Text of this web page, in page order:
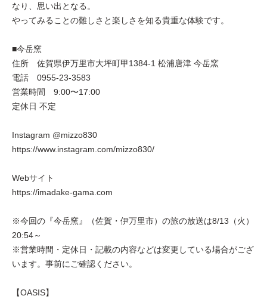
なり、思い出となる。
やってみることの難しさと楽しさを知る貴重な体験です。
■今岳窯
住所 佐賀県伊万里市大坪町甲1384-1 松浦唐津 今岳窯
電話 0955-23-3583
営業時間 9:00〜17:00
定休日 不定
Instagram @mizzo830
https://www.instagram.com/mizzo830/
Webサイト
https://imadake-gama.com
※今回の『今岳窯』（佐賀・伊万里市）の旅の放送は8/13（火）
20:54～
※営業時間・定休日・記載の内容などは変更している場合がござ
います。事前にご確認ください。
【OASIS】